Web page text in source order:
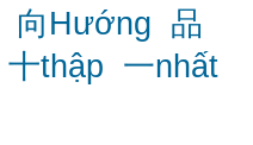
向Hướng 品
十thập 一nhất